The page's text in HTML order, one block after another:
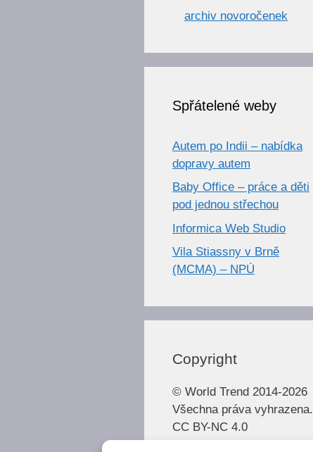
archiv novoročenek
Spřátelené weby
Autem po Indii – nabídka
dopravy autem
Baby Office – práce a děti
pod jednou střechou
Informica Web Studio
Vila Stiassny v Brně
(MCMA) – NPÚ
Copyright
© World Trend 2014-2026
Všechna práva vyhrazena.
CC BY-NC 4.0